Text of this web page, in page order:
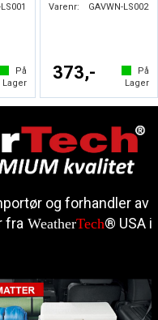
På
Lager
Varenr: GAVWN-LS002
373,-
På
Lager
og forhandler av
fra WeatherTech® USA i